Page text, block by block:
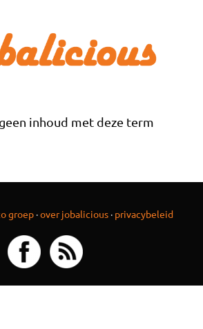
inhoud met deze term
groep ·over jobalicious · privacybeleid